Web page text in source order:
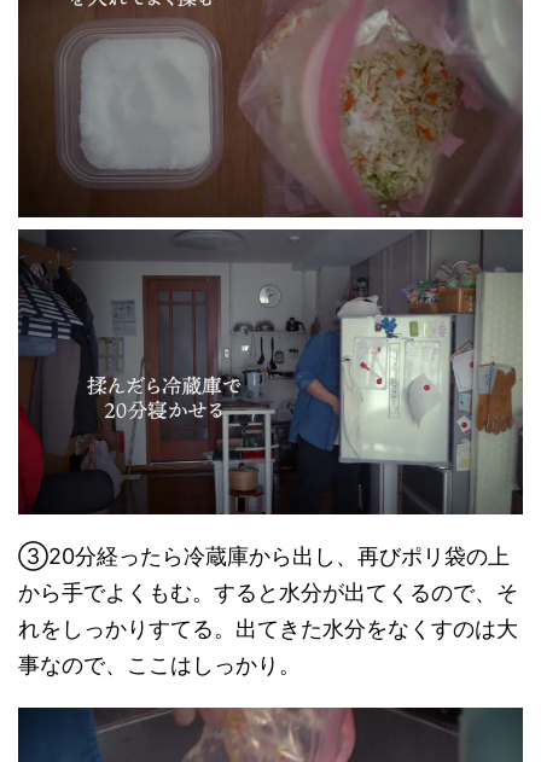
③20分経ったら冷蔵庫から出し、再びポリ袋の上
から手でよくもむ。すると水分が出てくるので、そ
れをしっかりすてる。出てきた水分をなくすのは大
事なので、ここはしっかり。